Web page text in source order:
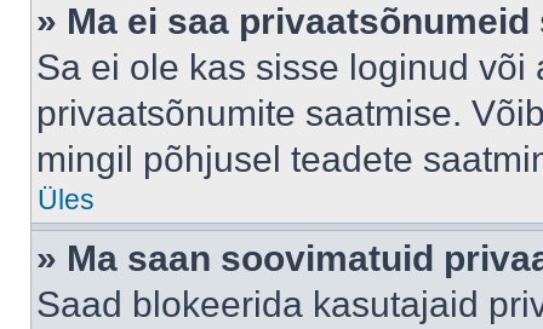
» Ma ei saa privaatsõnumeid
Sa ei ole kas sisse loginud
privaatsõnumite saatmise.
mingil põhjusel teadete
Üles
» Ma saan soovimatuid
Saad blokeerida kasutajaid